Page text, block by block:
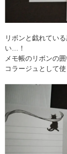
リボンと戯れてい
い…！
メモ帳のリボンの
コラージュとして